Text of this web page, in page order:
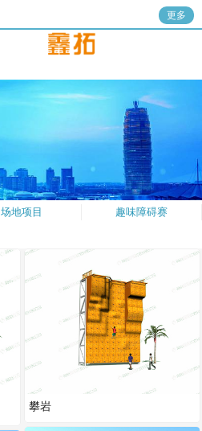
更多
场地项目
趣味障碍赛
攀岩